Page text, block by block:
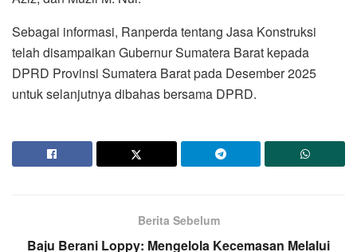
Sebagai informasi, Ranperda tentang Jasa Konstruksi
telah disampaikan Gubernur Sumatera Barat kepada
DPRD Provinsi Sumatera Barat pada Desember 2025
untuk selanjutnya dibahas bersama DPRD.
Berita Sebelum
Baju Berani Loppy: Mengelola Kecemasan Melalui